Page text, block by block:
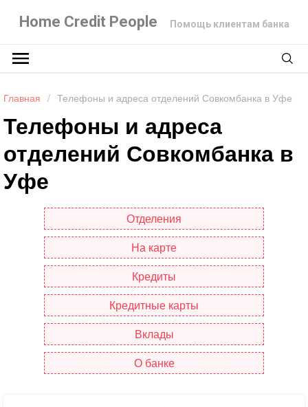
Home Credit People Помощь клиентам банка
Главная / Телефоны и адреса отделений Совкомбанка в Уфе
Телефоны и адреса
отделений Совкомбанка в
Уфе
Отделения
На карте
Кредиты
Кредитные карты
Вклады
О банке